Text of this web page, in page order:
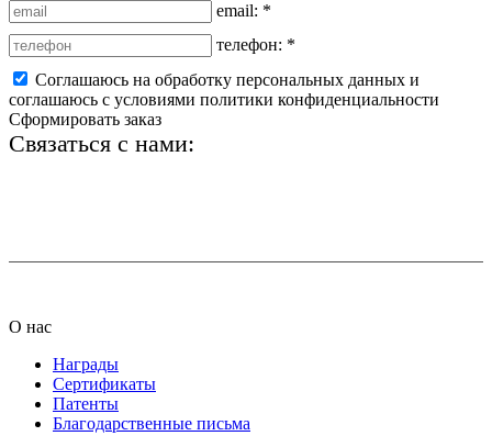
email: *
телефон: *
Соглашаюсь на обработку персональных данных и
соглашаюсь с условиями политики конфиденциальности
Сформировать заказ
Связаться с нами:
О нас
Награды
Сертификаты
Патенты
Благодарственные письма